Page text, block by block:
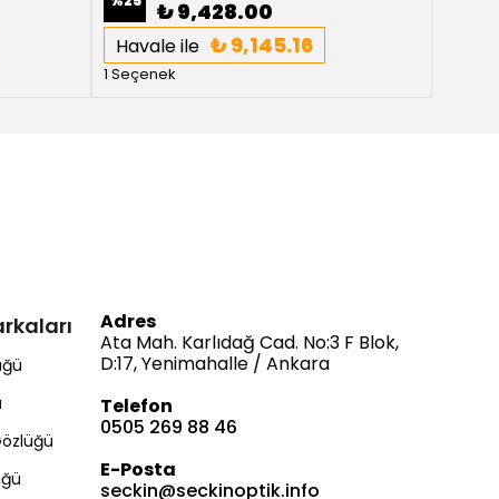
₺ 9,428.00
Havale ile ₺ 9,145.16
1 Seçenek
Adres
Ata Mah. Karlıdağ Cad. No:3 F Blok,
D:17, Yenimahalle / Ankara
Telefon
0505 269 88 46
E-Posta
seckin@seckinoptik.info